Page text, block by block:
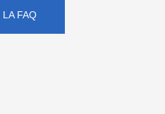
LA FAQ